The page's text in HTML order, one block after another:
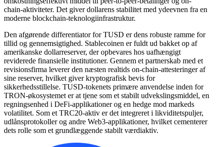
chain-aktiviteter. Det giver dollarens stabilitet med ydeevnen fra en
moderne blockchain-teknologiinfrastruktur.
Den afgørende differentiator for TUSD er dens robuste ramme for
tillid og gennemsigtighed. Stablecoinen er fuldt ud bakket op af
amerikanske dollarreserver, der opbevares hos uafhængigt
reviderede finansielle institutioner. Gennem et partnerskab med et
revisionsfirma leverer den næsten realtids on-chain-attesteringer af
sine reserver, hvilket giver kryptografisk bevis for
sikkerhedsstillelse. TUSD-tokenets primære anvendelse inden for
TRON-økosystemet er at tjene som et stabilt udvekslingsmiddel, en
regningsenhed i DeFi-applikationer og en hedge mod markeds
volatilitet. Som et TRC20-aktiv er det integreret i likviditetspuljer,
udlånsprotokoller og andre Web3-applikationer, hvilket cementerer
dets rolle som et grundlæggende stabilt værdiaktiv.